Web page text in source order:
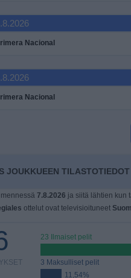
Nacional
Nacional
JOUKKUEEN
7.8.2026 ja siitä lähtien kun
ottelut ovat televisioituneet
23 Ilmaiset pelit
3 Maksulliset pelit
11,54%